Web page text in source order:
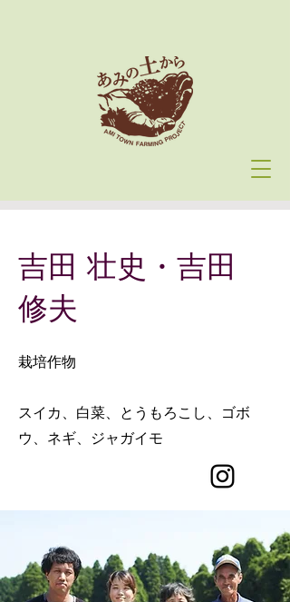
吉田 壮史・吉田
修夫
栽培作物
スイカ、白菜、とうもろこし、ゴボ
ウ、ネギ、ジャガイモ